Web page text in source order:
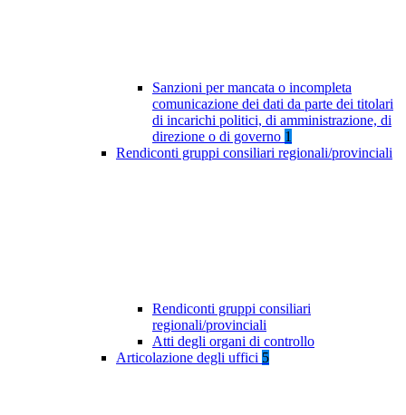
Sanzioni per mancata o incompleta
comunicazione dei dati da parte dei titolari
di incarichi politici, di amministrazione, di
direzione o di governo 1
Rendiconti gruppi consiliari regionali/provinciali
Rendiconti gruppi consiliari
regionali/provinciali
Atti degli organi di controllo
Articolazione degli uffici 5